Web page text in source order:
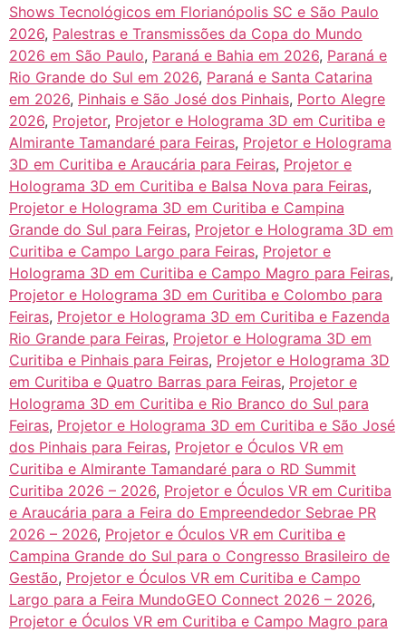
Shows Tecnológicos em Florianópolis SC e São Paulo
2026, Palestras e Transmissões da Copa do Mundo
2026 em São Paulo, Paraná e Bahia em 2026, Paraná e
Rio Grande do Sul em 2026, Paraná e Santa Catarina
em 2026, Pinhais e São José dos Pinhais, Porto Alegre
2026, Projetor, Projetor e Holograma 3D em Curitiba e
Almirante Tamandaré para Feiras, Projetor e Holograma
3D em Curitiba e Araucária para Feiras, Projetor e
Holograma 3D em Curitiba e Balsa Nova para Feiras,
Projetor e Holograma 3D em Curitiba e Campina
Grande do Sul para Feiras, Projetor e Holograma 3D em
Curitiba e Campo Largo para Feiras, Projetor e
Holograma 3D em Curitiba e Campo Magro para Feiras,
Projetor e Holograma 3D em Curitiba e Colombo para
Feiras, Projetor e Holograma 3D em Curitiba e Fazenda
Rio Grande para Feiras, Projetor e Holograma 3D em
Curitiba e Pinhais para Feiras, Projetor e Holograma 3D
em Curitiba e Quatro Barras para Feiras, Projetor e
Holograma 3D em Curitiba e Rio Branco do Sul para
Feiras, Projetor e Holograma 3D em Curitiba e São José
dos Pinhais para Feiras, Projetor e Óculos VR em
Curitiba e Almirante Tamandaré para o RD Summit
Curitiba 2026 – 2026, Projetor e Óculos VR em Curitiba
e Araucária para a Feira do Empreendedor Sebrae PR
2026 – 2026, Projetor e Óculos VR em Curitiba e
Campina Grande do Sul para o Congresso Brasileiro de
Gestão, Projetor e Óculos VR em Curitiba e Campo
Largo para a Feira MundoGEO Connect 2026 – 2026,
Projetor e Óculos VR em Curitiba e Campo Magro para